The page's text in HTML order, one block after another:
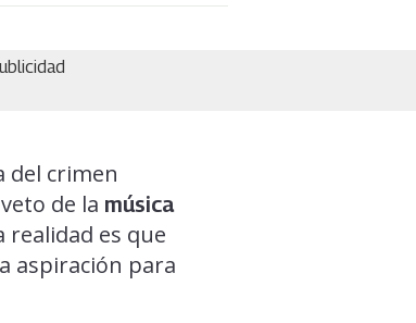
del crimen
de la música
realidad es que
aspiración para